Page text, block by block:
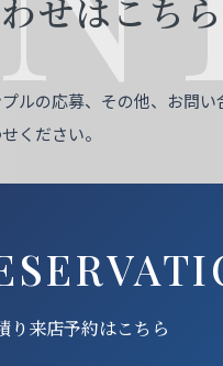
せはこちら
ルの応募、その他、お問い
ください。
り来店予約はこちら